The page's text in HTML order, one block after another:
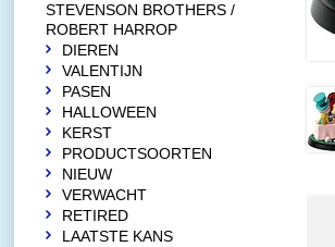
STEVENSON BROTHERS /
ROBERT HARROP
DIEREN
VALENTIJN
PASEN
HALLOWEEN
KERST
PRODUCTSOORTEN
NIEUW
VERWACHT
RETIRED
LAATSTE KANS